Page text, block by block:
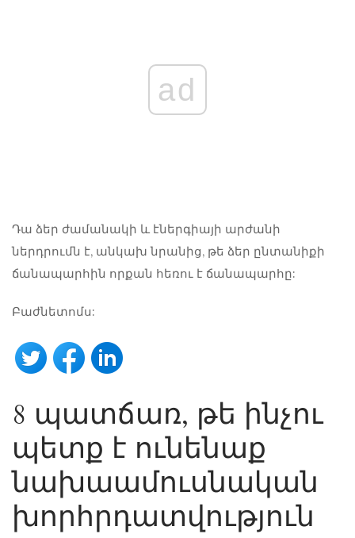
ad
Դա ձեր ժամանակի և էներգիայի արժանի
ներդրումն է, անկախ նրանից, թե ձեր ընտանիքի
ճանապարհին որքան հեռու է ճանապարհը:
Բաժնետոմս:
8 պատճառ, թե ինչու
պետք է ունենաք
նախաամուսնական
խորհրդատվություն